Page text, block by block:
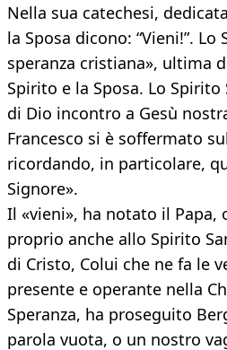
Nella sua catechesi,
la Sposa dicono: “Vieni!”.
speranza cristiana», ultima
Spirito e la Sposa. Lo
di Dio incontro a Gesù
Francesco si è soffermato
ricordando, in particolare,
Signore».
Il «vieni», ha notato il Papa,
proprio anche allo Spirito
di Cristo, Colui che ne fa le
presente e operante nella
Speranza, ha proseguito
parola vuota, o un nostro